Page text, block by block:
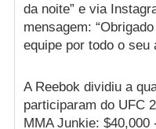
da noite” e via
mensagem:
equipe por todo o seu
A Reebok dividiu a
participaram do UFC
MMA Junkie: